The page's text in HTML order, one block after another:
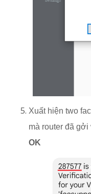
Xuất hiện two
mà router đã gởi
OK